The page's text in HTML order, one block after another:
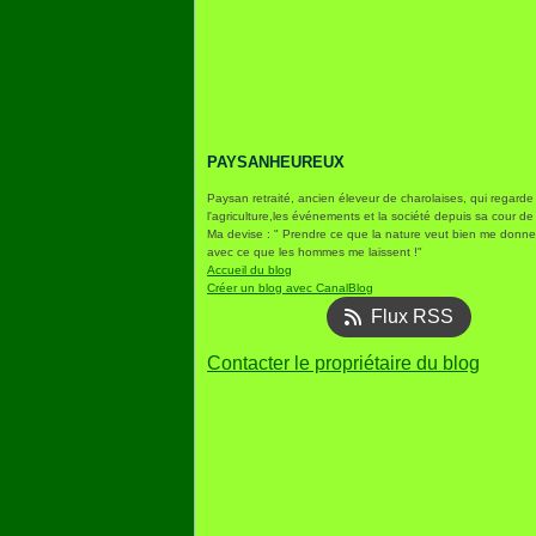
PAYSANHEUREUX
Paysan retraité, ancien éleveur de charolaises, qui regarde
l'agriculture,les événements et la société depuis sa cour de
Ma devise : " Prendre ce que la nature veut bien me
avec ce que les hommes me laissent !"
Accueil du blog
Créer un blog avec CanalBlog
Flux RSS
Contacter le propriétaire du blog